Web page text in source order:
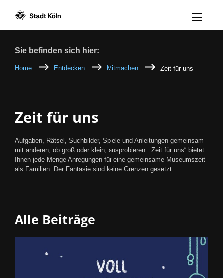
Menü
Breadcrumb
Sie befinden sich hier:
Home Entdecken Mitmachen Zeit für uns
Zeit für uns
Aufgaben, Rätsel, Suchbilder, Spiele und Anleitungen gemeinsam
mit anderen, ob groß oder klein, ausprobieren: „Zeit für uns“ bietet
Ihnen jede Menge Anregungen für eine gemeinsame Museumszeit
als Familien. Der Fantasie sind keine Grenzen gesetzt.
Alle Beiträge